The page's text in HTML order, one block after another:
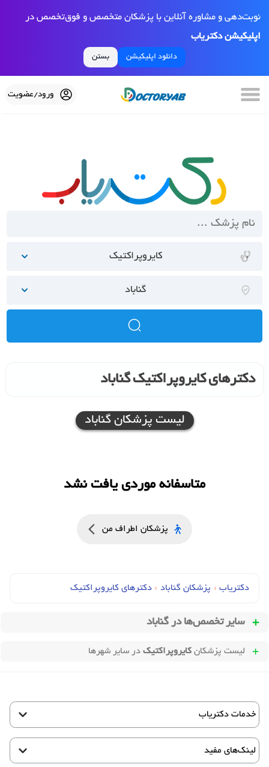
نوبت‌دهی و مشاوره آنلاین با پزشکان متخصص و فوق‌تخصص در
اپلیکیشن دکتریاب
دانلود اپلیکیشن بستن
ورود/عضویت
کایروپراکتیک
گناباد
دکترهای کایروپراکتیک گناباد
لیست پزشکان گناباد
متاسفانه موردی یافت نشد
پزشکان اطراف من
دکتریاب › پزشکان گناباد › دکترهای کايروپراکتيک
سایر تخصص‌ها در گناباد
لیست پزشکان کایروپراکتیک در سایر شهرها
خدمات دکتریاب
لینک‌های مفید